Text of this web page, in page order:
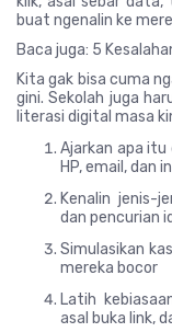
buat ngenalin ke
Baca juga: 5
Kita gak bisa cuma
gini. Sekolah juga
literasi digital masa
Ajarkan apa itu
HP, email, dan
Kenalin jenis-
dan pencurian
Simulasikan
mereka bocor
Latih
asal buka link,